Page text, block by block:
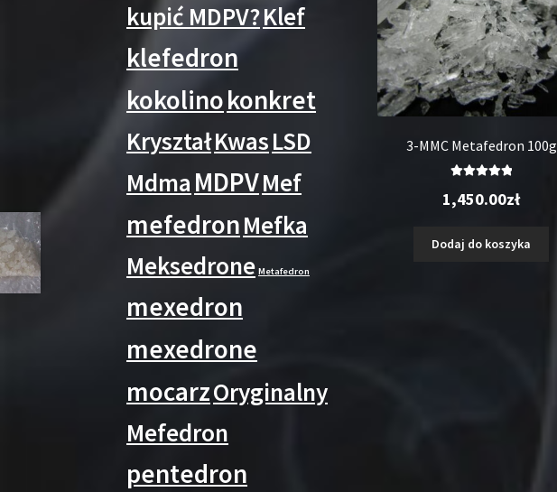
3-MMC Metafedron 100g
5.00na 5
1,450.00zł
Dodaj do koszyka
kupić MDPV?Klef
klefedron
kokolinokonkret
KryształKwasLSD
Mdma MDPVMef
mefedronMefka
Meksedrone Metafedron
mexedron
mexedrone
mocarzOryginalny
Mefedron
pentedron